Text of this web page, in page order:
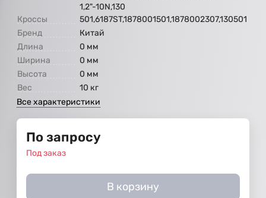
Кроссы
1,2"-10N,130
501,6187ST,1878001501,1878002307,130501
Бренд
Китай
Длина
0 мм
Ширина
0 мм
Высота
0 мм
Вес
10 кг
Все характеристики
По запросу
Под заказ
В корзину